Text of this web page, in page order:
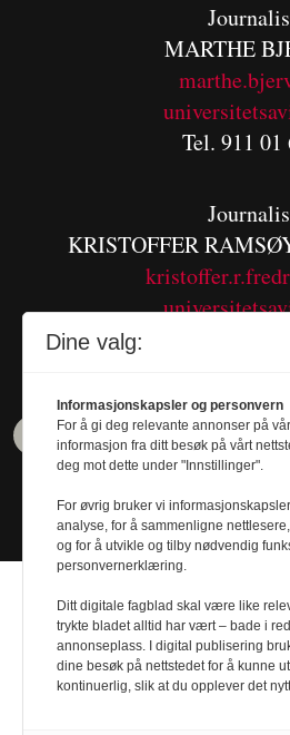
MARTHE
m
Tel. 911 01
KRISTOFFER
Design byNordström
Dine valg:
Informasjonskapsler og personvern
For å gi deg relevante annonser på
informasjon fra ditt besøk på vårt
deg mot dette under "Innstillinger".
For øvrig bruker vi
analyse, for å sammenligne
og for å utvikle og tilby nødvendig
personvernerklæring.
Ditt digitale fagblad skal være like
trykte bladet alltid har vært – bade i
annonseplass. I digital publisering
dine besøk på nettstedet for å kunne
kontinuerlig, slik at du opplever det